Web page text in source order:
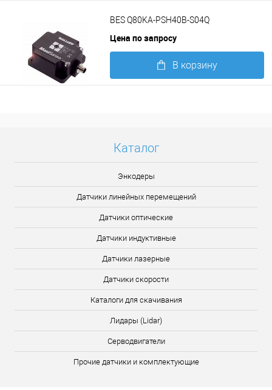
BES Q80KA-PSH40B-S04Q
Цена по запросу
В корзину
Каталог
Энкодеры
Датчики линейных перемещений
Датчики оптические
Датчики индуктивные
Датчики лазерные
Датчики скорости
Каталоги для скачивания
Лидары (Lidar)
Серводвигатели
Прочие датчики и комплектующие